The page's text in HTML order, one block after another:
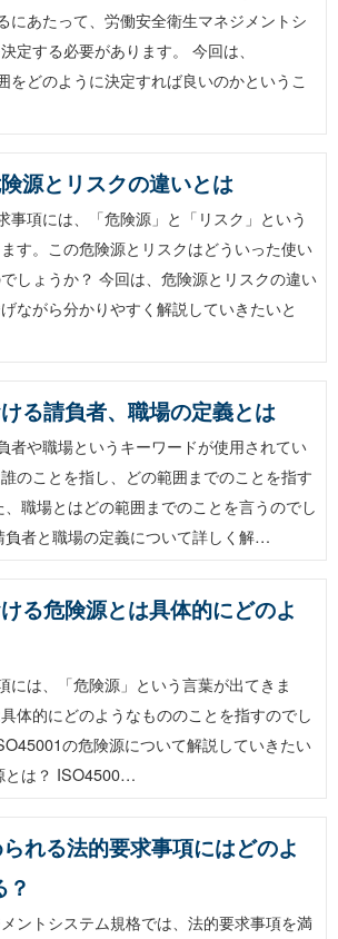
にあたって、労働安全衛生マネジメントシ
定する必要があります。 今回は、
をどのように決定すれば良いのかというこ
源とリスクの違いとは
事項には、「危険源」と「リスク」という
す。この危険源とリスクはどういった使い
しょうか？ 今回は、危険源とリスクの違い
ながら分かりやすく解説していきたいと
る請負者、職場の定義とは
者や職場というキーワードが使用されてい
のことを指し、どの範囲までのことを指す
職場とはどの範囲までのことを言うのでし
負者と職場の定義について詳しく解…
る危険源とは具体的にどのよ
には、「危険源」という言葉が出てきま
体的にどのようなもののことを指すのでし
の危険源について解説していきたい
とは？ ISO4500…
れる法的要求事項にはどのよ
ントシステム規格では、法的要求事項を満